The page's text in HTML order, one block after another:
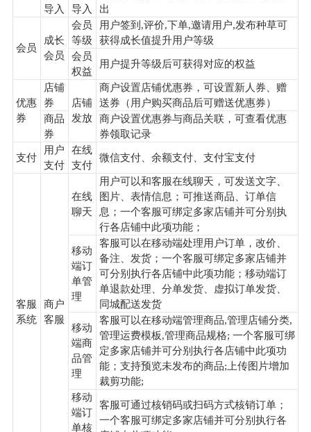
导入
导入
出
会员
成长
会员
会员
等级
用户签到,评价,下单,邀请用户,发布种草可
获得成长值提升用户等级
会员
权益
用户提升等级后可获得对应的权益
优惠
券
店铺
券
店铺
发放
商户设置店铺优惠券，可设置新人券、赠
送券（用户购买商品后可赠送优惠券）
商品
券
商户设置优惠券与商品关联，可查看优惠
券领取记录
支付
用户
支付
在线
支付
微信支付、余额支付、支付宝支付
客服
系统
商户
客服
在线
聊天
用户可以和客服在线聊天，可发送文字、
图片、表情信息；可推送商品、订单信
息；一个客服可绑定多家店铺并可分别执
行各店铺中此项功能；
移动
端订
单管
理
客服可以在移动端处理用户订单，改价、
备注、发货；一个客服可绑定多家店铺并
可分别执行各店铺中此项功能；移动端订
单退款处理、分单发货、虚拟订单发货、
同城配送发货
移动
端商
品管
理
客服可以在移动端管理商品,管理店铺分类,
管理运费模板,管理商品规格; 一个客服可绑
定多家店铺并可分别执行各店铺中此项功
能；支持预览未发布的商品;上传图片增加
裁剪功能;
移动
端订
单核
客服可通过核销码或扫码方式核销订单；
一个客服可绑定多家店铺并可分别执行各